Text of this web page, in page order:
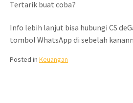
Tertarik buat coba?
Info lebih lanjut bisa hubungi CS
tombol WhatsApp di sebelah
Posted in Keuangan